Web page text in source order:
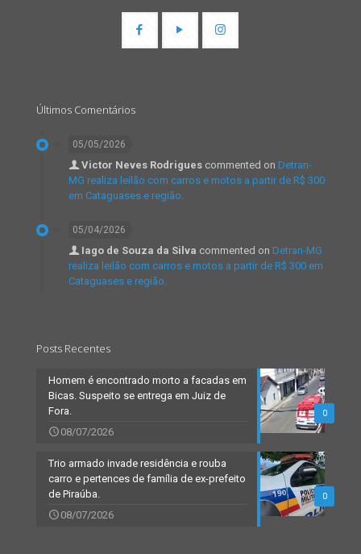
Últimos Comentários
05/05/2026
Victor Neves Rodrigues commented on Detran-
MG realiza leilão com carros e motos a partir de R$ 300
em Cataguases e região.
05/04/2026
Iago de Souza da Silva commented on Detran-MG
realiza leilão com carros e motos a partir de R$ 300 em
Cataguases e região.
Posts Recentes
0
Homem é encontrado morto a facadas em
Bicas. Suspeito se entrega em Juiz de
Fora.
08/07/2026
0
Trio armado invade residência e rouba
carro e pertences de família de ex-prefeito
de Piraúba.
08/07/2026